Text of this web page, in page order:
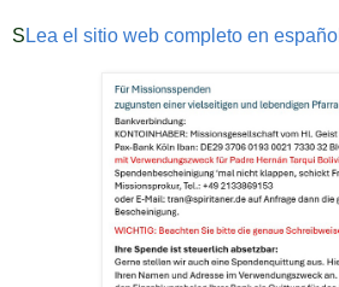
S Lea el sitio web completo en español